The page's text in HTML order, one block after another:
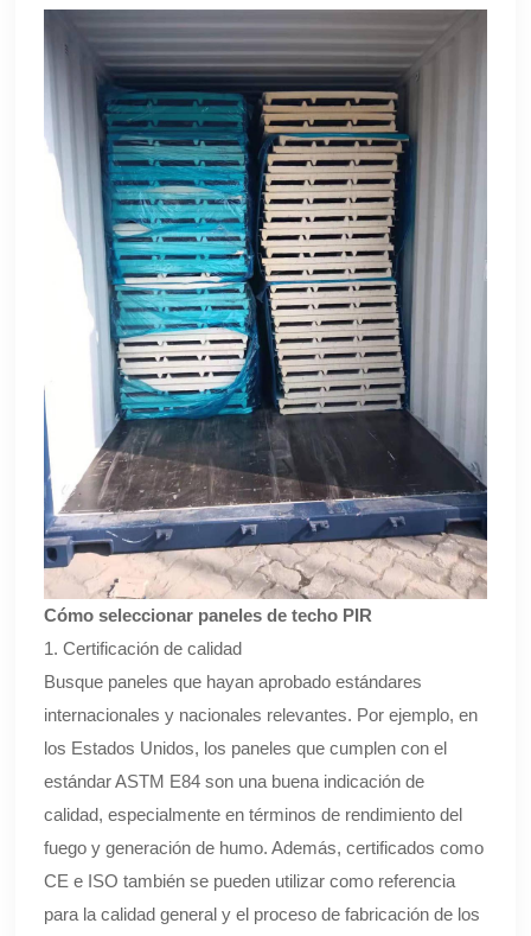
Cómo seleccionar paneles de techo PIR
1. Certificación de calidad
Busque paneles que hayan aprobado estándares
internacionales y nacionales relevantes. Por ejemplo, en
los Estados Unidos, los paneles que cumplen con el
estándar ASTM E84 son una buena indicación de
calidad, especialmente en términos de rendimiento del
fuego y generación de humo. Además, certificados como
CE e ISO también se pueden utilizar como referencia
para la calidad general y el proceso de fabricación de los